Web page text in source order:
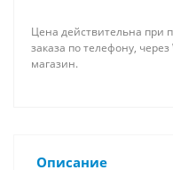
Цена действительна при
заказа по телефону,
магазин.
Описание